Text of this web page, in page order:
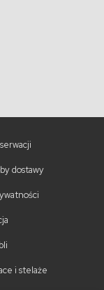
dostawy
i stelaże